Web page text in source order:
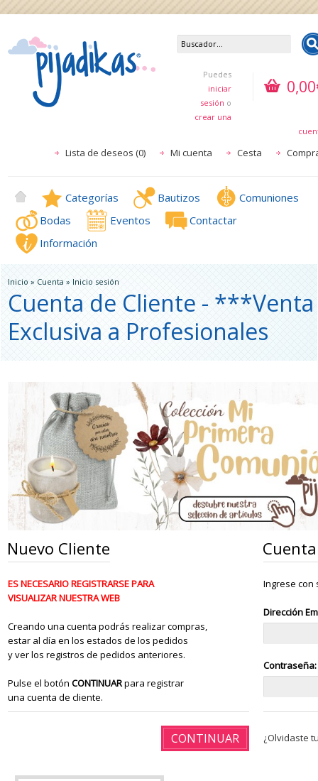
Puedes
iniciar
sesión o
crear una
Lista de deseos (0) Mi cuenta Cesta
Categorías Bautizos
Comuniones
Bodas
Eventos
Contactar
Información
Inicio » Cuenta » Inicio sesión
Cuenta de Cliente - ***Venta
Exclusiva a Profesionales
Nuevo Cliente
ES NECESARIO REGISTRARSE PARA
VISUALIZAR NUESTRA WEB
Creando una cuenta podrás realizar compras,
estar al día en los estados de los pedidos
y ver los registros de pedidos anteriores.
Pulse el botón CONTINUARpara registrar
una cuenta de cliente.
CONTINUAR
Ingrese con
Dirección
Contraseña:
¿Olvidaste